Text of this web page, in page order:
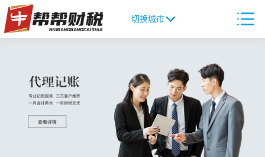
切换城市